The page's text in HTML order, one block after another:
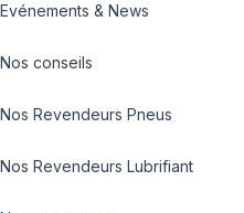
Evénements & News
Nos conseils
Nos Revendeurs Pneus
Nos Revendeurs Lubrifiant